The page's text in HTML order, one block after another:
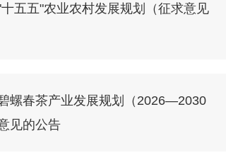
五五"农业农村发展规划（征求意见
螺春茶产业发展规划（2026—2030
见的公告